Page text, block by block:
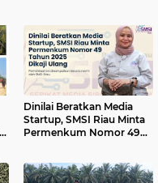
Dinilai Beratkan Media
Startup, SMSI Riau Minta
Permenkum Nomor 49